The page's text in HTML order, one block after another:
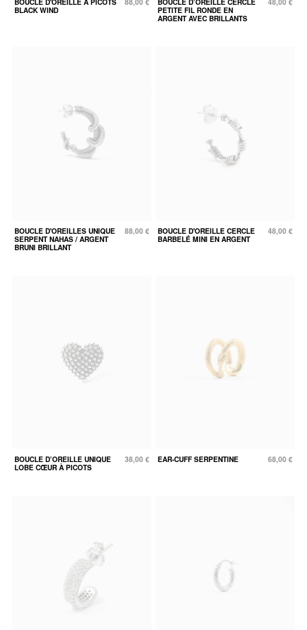
BLACK WIND
PETITE FIL RONDE EN
ARGENT AVEC BRILLANTS
BOUCLE D'OREILLES UNIQUE
SERPENT NAHAS / ARGENT
BRUNI BRILLANT
88,00 €
BOUCLE D'OREILLE CERCLE
BARBELÉ MINI EN ARGENT
48,00 €
BOUCLE D’OREILLE UNIQUE
LOBE CŒUR À PICOTS
38,00 € EAR-CUFF SERPENTINE 68,00 €